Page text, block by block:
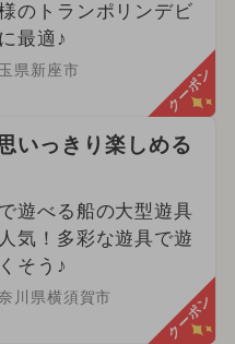
のトランポリンデビ
最適♪
県新座市 クーポン
いっきり楽しめる
遊べる船の大型遊具
気！多彩な遊具で遊
そう♪
川県横須賀市 クーポン